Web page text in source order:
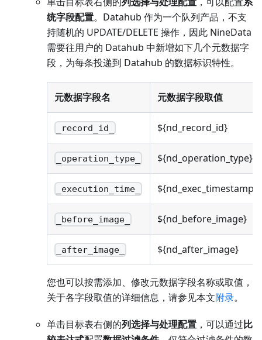
统字段配置。Datahub 作为一个队列产品，不支
持随机的 UPDATE/DELETE 操作，因此 NineData
需要往用户的 Datahub 中新增如下几个元数据字
段，为每条投递到 Datahub 的数据标识特性。
元数据字段名 元数据字段取值
_record_id_ ${nd_record_id}
_operation_type_ ${nd_operation_type}
_execution_time_ ${nd_exec_timestamp}
_before_image_ ${nd_before_image}
_after_image_ ${nd_after_image}
您也可以按需添加、修改元数据字段名称或取值，
关于各字段取值的详细信息，请参见本文附录。
单击目标表右侧的列选择与处理配置 ，可以通过比